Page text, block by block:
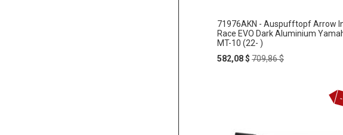
71976AKN - Auspufftopf Arrow
Race EVO Dark Aluminium
MT-10 (22- )
Special
582,08 $ Regular
709,86 $